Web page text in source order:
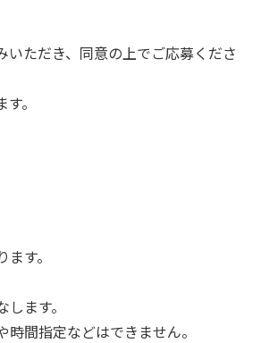
ただき、同意の上でご応募くださ
。
す。
ます。
間指定などはできません。